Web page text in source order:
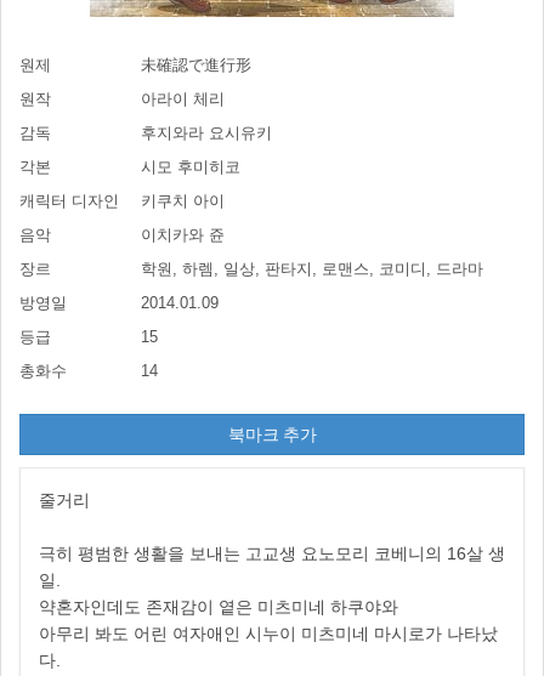
원제
未確認で進行形
원작
아라이 체리
감독
후지와라 요시유키
각본
시모 후미히코
캐릭터 디자인
키쿠치 아이
음악
이치카와 쥰
장르
학원, 하렘, 일상, 판타지, 로맨스, 코미디, 드라마
방영일
2014.01.09
등급
15
총화수
14
북마크 추가
줄거리
극히 평범한 생활을 보내는 고교생 요노모리 코베니의 16살 생
일.
약혼자인데도 존재감이 옅은 미츠미네 하쿠야와
아무리 봐도 어린 여자애인 시누이 미츠미네 마시로가 나타났
다.